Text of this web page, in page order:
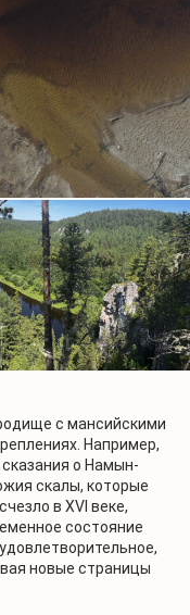
с мансийскими
Например,
о Намын-
скалы, которые
в XVI веке,
состояние
новые страницы